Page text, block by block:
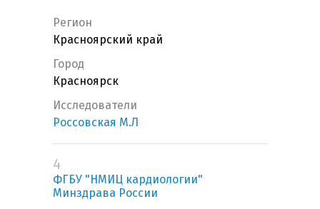
Регион
Красноярский край
Город
Красноярск
Исследователи
Россовская М.Л
4
ФГБУ "НМИЦ кардиологии"
Минздрава России